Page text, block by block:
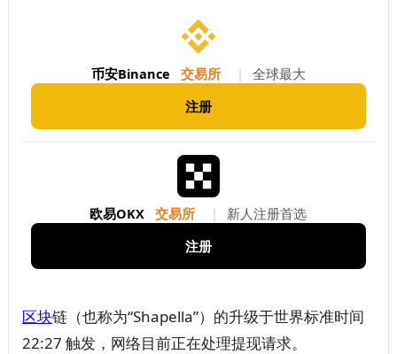
币安Binance 交易所 |
全球最大
注册
欧易OKX 交易所 |
新人注册首选
注册
区块链（也称为“Shapella”）的升级于世界标准时间
22:27 触发，网络目前正在处理提现请求。